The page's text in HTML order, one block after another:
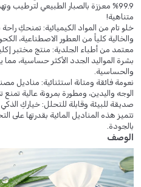
99.9% معززة بالصبار الطبيعي
متناهية!
خلو تام من المواد الكيميائية: تمنحكِ
والخالية كلياً من العطور الاصطناعية،
معتمد من أطباء الجلدية: منتج مختبر
بشرة المواليد الجدد الأكثر حساسية،
والحساسية.
نعومة فائقة ومتانة استثنائية: مناديل
الوجه واليدين، ومطورة بمرونة عالية
صديقة للبيئة وقابلة للتحلل: خياركِ
تتميز هذه المناديل المائية بقدرتها على
بالجودة.
الوصف